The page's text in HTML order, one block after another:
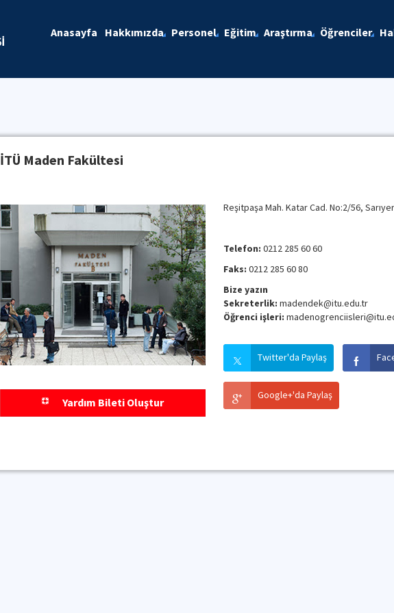
Anasayfa Hakkımızda Personel Eğitim Araştırma Öğrenciler
İTÜ Maden Fakültesi
Yardım Bileti Oluştur
Reşitpaşa Mah. Katar Cad. No:2/56,
Telefon: 0212 285 60 60
Faks: 0212 285 60 80
Bize yazın
Sekreterlik: madendek@itu.edu.tr
Öğrenci işleri:
Twitter'da Paylaş
Google+'da Paylaş